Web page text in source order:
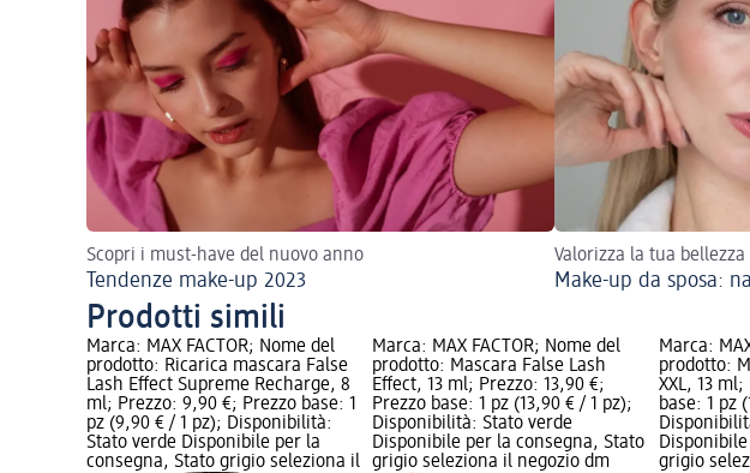
Scopri i must-have del nuovo anno
Tendenze make-up 2023
Valorizza la tua
Make-up da sposa:
Prodotti simili
Marca: MAX FACTOR; Nome del
prodotto: Ricarica mascara False
Lash Effect Supreme Recharge, 8
ml; Prezzo: 9,90 €; Prezzo base: 1
pz (9,90 € / 1 pz); Disponibilità:
Stato verde Disponibile per la
consegna, Stato grigio seleziona il
Marca: MAX FACTOR; Nome del
prodotto: Mascara False Lash
Effect, 13 ml; Prezzo: 13,90 €;
Prezzo base: 1 pz (13,90 € / 1 pz);
Disponibilità: Stato verde
Disponibile per la consegna, Stato
grigio seleziona il negozio dm
Marca:
prodotto:
XXL, 13
base: 1 pz
grigio